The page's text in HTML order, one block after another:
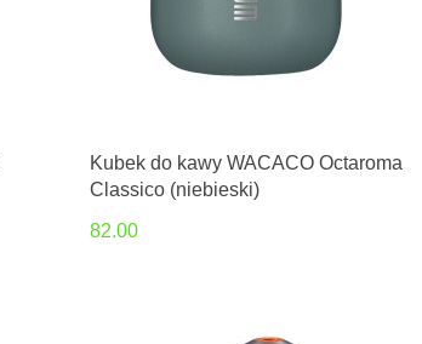
Kubek do kawy WACACO Octaroma
Classico (niebieski)
82.00